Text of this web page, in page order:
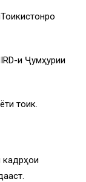
и Ҷумҳурии
тоҷик.